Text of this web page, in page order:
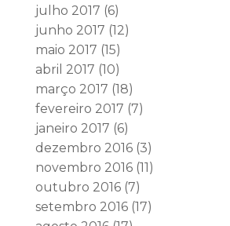
julho 2017 (6)
junho 2017 (12)
maio 2017 (15)
abril 2017 (10)
março 2017 (18)
fevereiro 2017 (7)
janeiro 2017 (6)
dezembro 2016(3)
novembro 2016(11)
outubro 2016(7)
setembro 2016(17)